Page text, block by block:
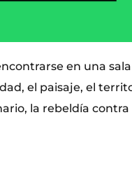
en una
el paisaje, el
la rebeldía contra